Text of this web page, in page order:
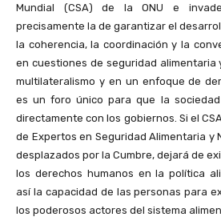
Mundial (CSA) de la ONU e
precisamente la de garantizar el
la coherencia, la coordinación y la
en cuestiones de seguridad alimentaria
multilateralismo y en un enfoque de
es un foro único para que la
directamente con los gobiernos. Si el
de Expertos en Seguridad Alimentaria y
desplazados por la Cumbre, dejará de
los derechos humanos en la política
así la capacidad de las personas para
los poderosos actores del sistema